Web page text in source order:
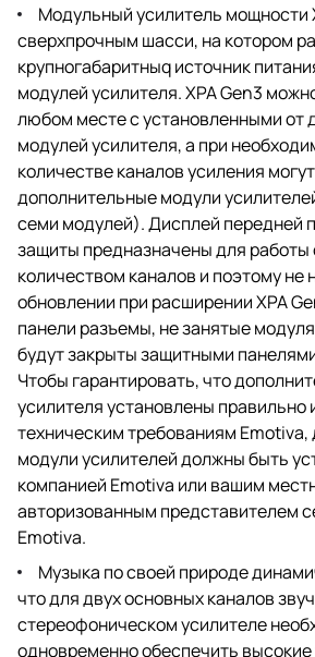
Модульный усилитель мощности
сверхпрочным шасси, на котором
крупногабаритныq источник
модулей усилителя. XPA Gen3
любом месте с установленными от
модулей усилителя, а при
количестве каналов усиления
дополнительные модули
семи модулей). Дисплей передней
защиты предназначены для
количеством каналов и поэтому не
обновлении при расширении XPA
панели разъемы, не занятые
будут закрыты защитными
Чтобы гарантировать, что
усилителя установлены правильно
техническим требованиям
модули усилителей должны быть
компанией Emotiva или вашим
авторизованным представителем
Emotiva.
Музыка по своей природе
что для двух основных каналов
стереофоническом усилителе
одновременно обеспечить